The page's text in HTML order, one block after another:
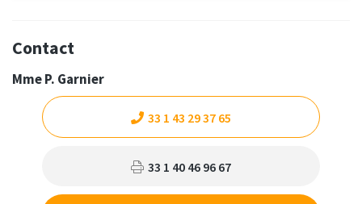
Contact
Mme P. Garnier
33 1 43 29 37 65
33 1 40 46 96 67